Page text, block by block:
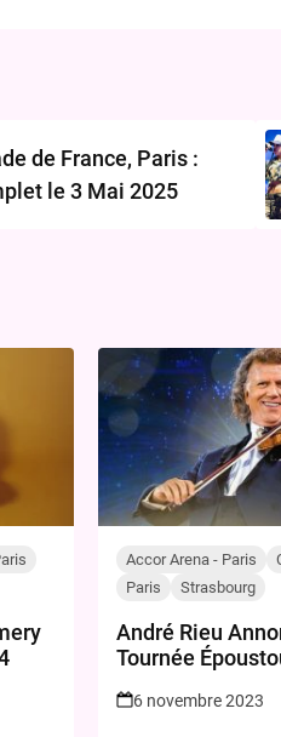
de France, Paris :
le 3 Mai 2025
Accor Arena - Paris
Paris
Strasbourg
André Rieu
Tournée
6 novembre 2023